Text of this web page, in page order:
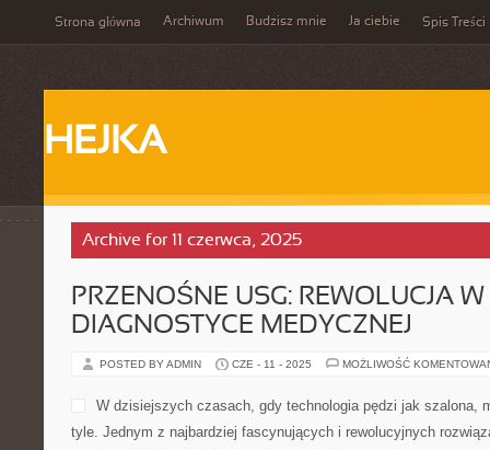
Strona główna Archiwum Budzisz mnie Ja ciebie Spis Treści
HEJKA
Archive for 11 czerwca, 2025
PRZENOŚNE USG: REWOLUCJA W
DIAGNOSTYCE MEDYCZNEJ
POSTED BY ADMIN CZE - 11 - 2025 MOŻLIWOŚĆ
W dzisiejszych czasach, gdy technologia pędzi jak szalona,
tyle. Jednym z najbardziej fascynujących i rewolucyjnych